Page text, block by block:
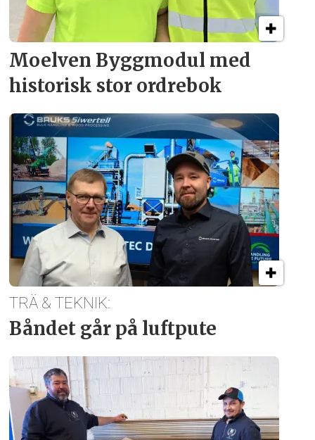
Moelven Byggmodul med
historisk stor ordrebok
TRÄ & TEKNIK:
Båndet går på luftpute